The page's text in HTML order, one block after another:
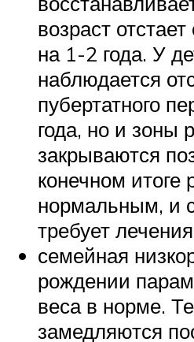
возраст
на 1-2 года. У
наблюдается
пубертатного
года, но и зоны
закрываются
конечном итоге
нормальным, и
требует
семейная
рождении
веса в норме.
замедляются